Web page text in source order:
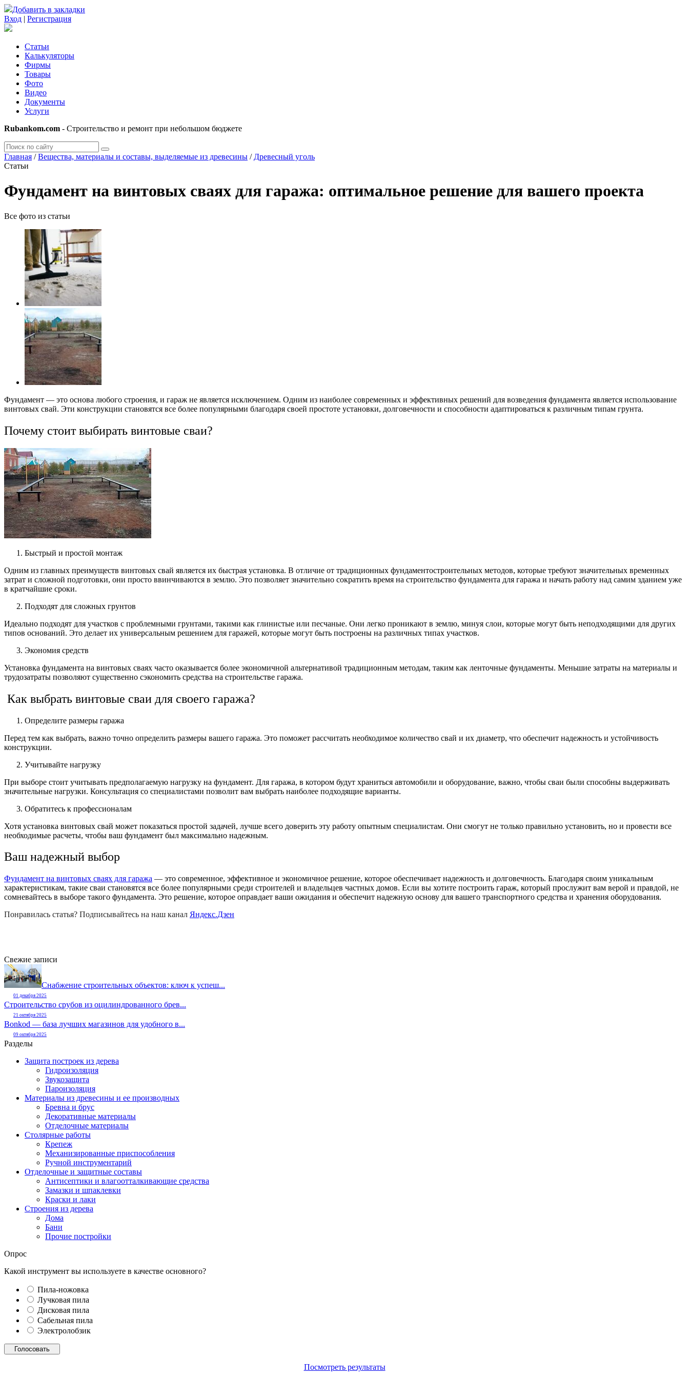
Добавить в закладки
Вход | Регистрация
Статьи
Калькуляторы
Фирмы
Товары
Фото
Видео
Документы
Услуги
Rubankom.com - Строительство и ремонт при небольшом бюджете
Главная /Вещества, материалы и составы, выделяемые из древесины / Древесный уголь
Статьи
Фундамент на винтовых сваях для гаража: оптимальное решение для вашего проекта
Все фото из статьи
Фундамент — это основа любого строения, и гараж не является исключением. Одним из наиболее современных и эффективных решений для возведения фундамента является использование
винтовых свай. Эти конструкции становятся все более популярными благодаря своей простоте установки, долговечности и способности адаптироваться к различным типам грунта.
Почему стоит выбирать винтовые сваи?
Быстрый и простой монтаж
Одним из главных преимуществ винтовых свай является их быстрая установка. В отличие от традиционных фундаментостроительных методов, которые требуют значительных временных
затрат и сложной подготовки, они просто ввинчиваются в землю. Это позволяет значительно сократить время на строительство фундамента для гаража и начать работу над самим зданием уже
в кратчайшие сроки.
Подходят для сложных грунтов
Идеально подходят для участков с проблемными грунтами, такими как глинистые или песчаные. Они легко проникают в землю, минуя слои, которые могут быть неподходящими для других
типов оснований. Это делает их универсальным решением для гаражей, которые могут быть построены на различных типах участков.
Экономия средств
Установка фундамента на винтовых сваях часто оказывается более экономичной альтернативой традиционным методам, таким как ленточные фундаменты. Меньшие затраты на материалы и
трудозатраты позволяют существенно сэкономить средства на строительстве гаража.
Как выбрать винтовые сваи для своего гаража?
Определите размеры гаража
Перед тем как выбрать, важно точно определить размеры вашего гаража. Это поможет рассчитать необходимое количество свай и их диаметр, что обеспечит надежность и устойчивость
конструкции.
Учитывайте нагрузку
При выборе стоит учитывать предполагаемую нагрузку на фундамент. Для гаража, в котором будут храниться автомобили и оборудование, важно, чтобы сваи были способны выдерживать
значительные нагрузки. Консультация со специалистами позволит вам выбрать наиболее подходящие варианты.
Обратитесь к профессионалам
Хотя установка винтовых свай может показаться простой задачей, лучше всего доверить эту работу опытным специалистам. Они смогут не только правильно установить, но и провести все
необходимые расчеты, чтобы ваш фундамент был максимально надежным.
Ваш надежный выбор
Фундамент на винтовых сваях для гаража — это современное, эффективное и экономичное решение, которое обеспечивает надежность и долговечность. Благодаря своим уникальным
характеристикам, такие сваи становятся все более популярными среди строителей и владельцев частных домов. Если вы хотите построить гараж, который прослужит вам верой и правдой, не
сомневайтесь в выборе такого фундамента. Это решение, которое оправдает ваши ожидания и обеспечит надежную основу для вашего транспортного средства и хранения оборудования.
Понравилась статья? Подписывайтесь на наш канал Яндекс.Дзен
Свежие записи
Снабжение строительных объектов: ключ к успеш...
01 декабря 2025
Строительство срубов из оцилиндрованного брев...
21 октября 2025
Bonkod — база лучших магазинов для удобного в...
09 октября 2025
Разделы
Защита построек из дерева
Гидроизоляция
Звукозащита
Пароизоляция
Материалы из древесины и ее производных
Бревна и брус
Декоративные материалы
Отделочные материалы
Столярные работы
Крепеж
Механизированные приспособления
Ручной инструментарий
Отделочные и защитные составы
Антисептики и влагоотталкивающие средства
Замазки и шпаклевки
Краски и лаки
Строения из дерева
Дома
Бани
Прочие постройки
Опрос
Какой инструмент вы используете в качестве основного?
Пила-ножовка
Лучковая пила
Дисковая пила
Сабельная пила
Электролобзик
Посмотреть результаты